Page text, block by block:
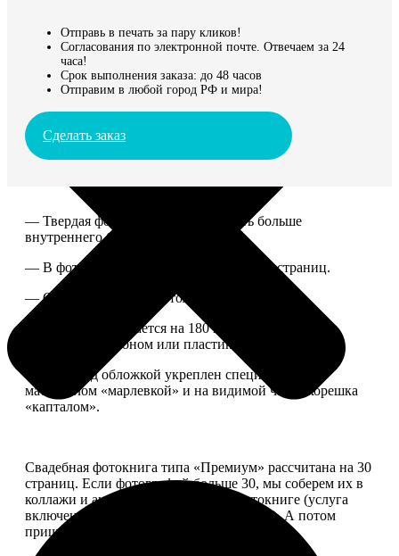
Отправь в печать за пару кликов!
Согласования по электронной почте. Отвечаем за 24
часа!
Срок выполнения заказа: до 48 часов
Отправим в любой город РФ и мира!
Сделать заказ
— Твердая фотообложка, размер чуть больше
внутреннего блока.
— В фотокниге может быть от 20 до 100 страниц.
— Страницы плотные, толщина 1 мм.
— Книга раскрывается на 180 градусов, развороты
укреплены картоном или пластиком.
— Блок под обложкой укреплен специальным
материалом «марлевкой» и на видимой части корешка
«капталом».
Свадебная фотокнига типа «Премиум» рассчитана на 30
страниц. Если фотографий больше 30, мы соберем их в
коллажи и аккуратно разместим в фотокниге (услуга
включена, стоимость останется прежней). А потом
пришлем вам на согласование развороты.